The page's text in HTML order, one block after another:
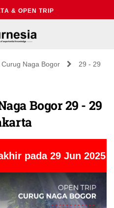
& OPEN TRIP
Curug Naga Bogor
29 - 29
Bogor 29 - 29
pada 29 Jun 2025